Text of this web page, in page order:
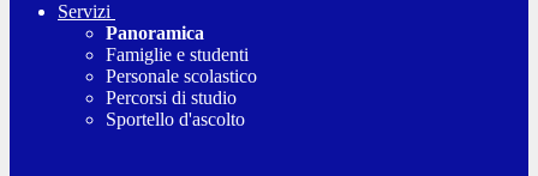
Servizi
Panoramica
Famiglie e studenti
Personale scolastico
Percorsi di studio
Sportello d'ascolto